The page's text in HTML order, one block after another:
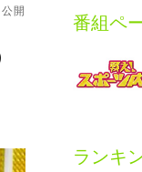
開 番組ペ
ランキ